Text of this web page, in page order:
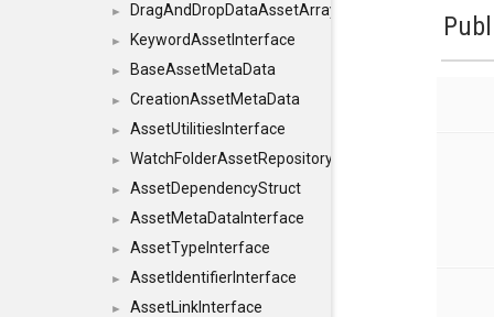
► DragAndDropDataAssetArray
► KeywordAssetInterface
► BaseAssetMetaData
► CreationAssetMetaData
► AssetUtilitiesInterface
► WatchFolderAssetRepositoryInterface
► AssetDependencyStruct
► AssetMetaDataInterface
► AssetTypeInterface
► AssetIdentifierInterface
► AssetLinkInterface